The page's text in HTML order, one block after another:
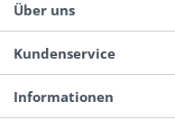
Über uns
Kundenservice
Informationen